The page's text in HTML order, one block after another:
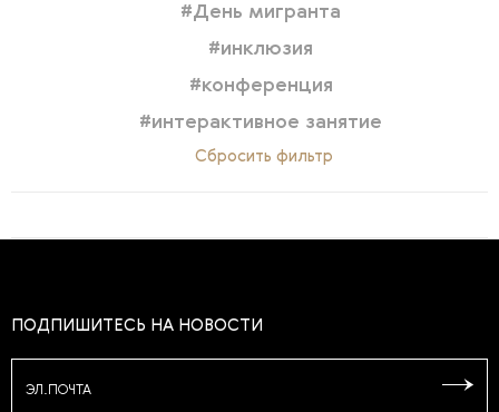
#День мигранта
#инклюзия
#конференция
#интерактивное занятие
Сбросить фильтр
ПОДПИШИТЕСЬ НА НОВОСТИ
ЭЛ.ПОЧТА